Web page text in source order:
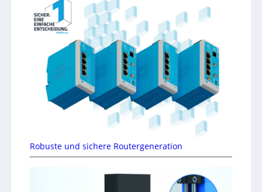
Robuste und sichere Routergeneration